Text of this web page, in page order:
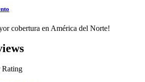
cobertura en América del Norte!
Rating